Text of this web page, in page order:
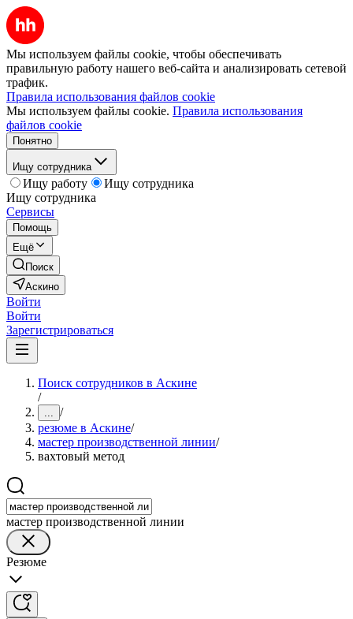
Мы используем файлы cookie, чтобы обеспечивать
правильную работу нашего веб-сайта и анализировать сетевой
трафик.
Правила использования файлов cookie
Мы используем файлы cookie. Правила использования
файлов cookie
Понятно
Ищу сотрудника
Ищу работу
Ищу сотрудника
Ищу сотрудника
Сервисы
Помощь
Ещё
Поиск
Аскино
Войти
Войти
Зарегистрироваться
Поиск сотрудников в Аскине
/
... /
резюме в Аскине/
мастер производственной линии/
вахтовый метод
мастер производственной линии
Резюме